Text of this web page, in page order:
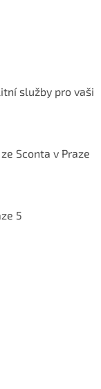
služby pro vaši
Sconta v Praze
5